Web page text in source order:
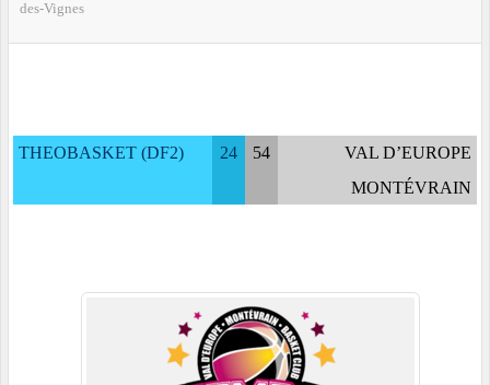
des-Vignes
THEOBASKET (DF2) 24 54
VAL D’EUROPE
MONTÉVRAIN